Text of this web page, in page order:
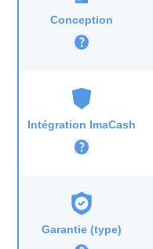
Conception
Intégration ImaCash
Garantie (type)